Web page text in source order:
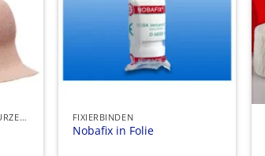
KOMPRESSIONSBINDEN, KURZER ZUG FIXIERBINDEN
Nobafix in Folie